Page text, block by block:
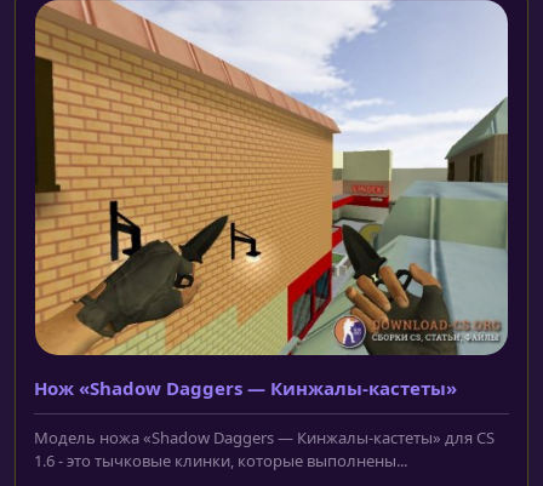
Нож «Shadow Daggers — Кинжалы-кастеты»
Модель ножа «Shadow Daggers — Кинжалы-кастеты» для CS
1.6 - это тычковые клинки, которые выполнены...